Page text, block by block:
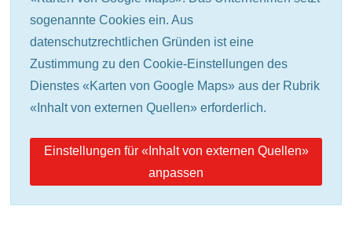
sogenannte Cookies ein. Aus
datenschutzrechtlichen Gründen ist eine
Zustimmung zu den Cookie-Einstellungen des
Dienstes «Karten von Google Maps» aus der Rubrik
«Inhalt von externen Quellen» erforderlich.
Einstellungen für «Inhalt von externen Quellen»
anpassen